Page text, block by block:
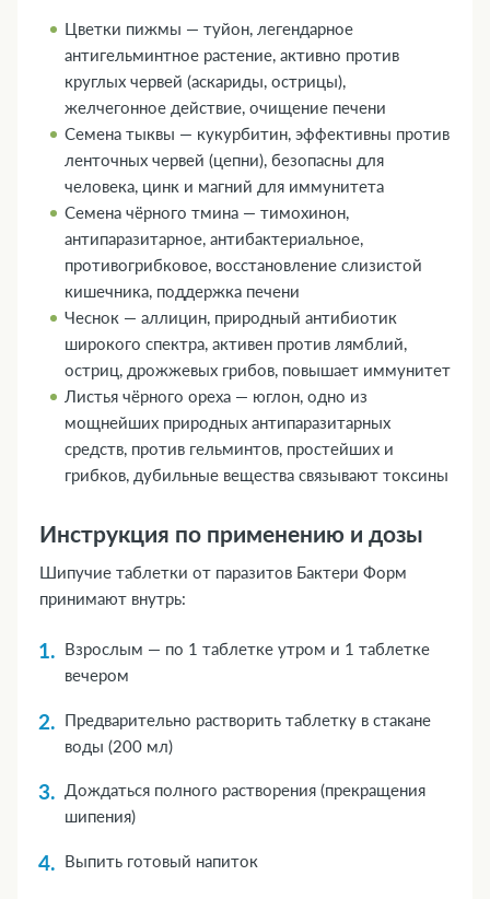
Цветки пижмы — туйон, легендарное
антигельминтное растение, активно против
круглых червей (аскариды, острицы),
желчегонное действие, очищение печени
Семена тыквы — кукурбитин, эффективны против
ленточных червей (цепни), безопасны для
человека, цинк и магний для иммунитета
Семена чёрного тмина — тимохинон,
антипаразитарное, антибактериальное,
противогрибковое, восстановление слизистой
кишечника, поддержка печени
Чеснок — аллицин, природный антибиотик
широкого спектра, активен против лямблий,
остриц, дрожжевых грибов, повышает иммунитет
Листья чёрного ореха — юглон, одно из
мощнейших природных антипаразитарных
средств, против гельминтов, простейших и
грибков, дубильные вещества связывают токсины
Инструкция по применению и дозы
Шипучие таблетки от паразитов Бактери Форм
принимают внутрь:
Взрослым — по 1 таблетке утром и 1 таблетке
вечером
Предварительно растворить таблетку в стакане
воды (200 мл)
Дождаться полного растворения (прекращения
шипения)
Выпить готовый напиток